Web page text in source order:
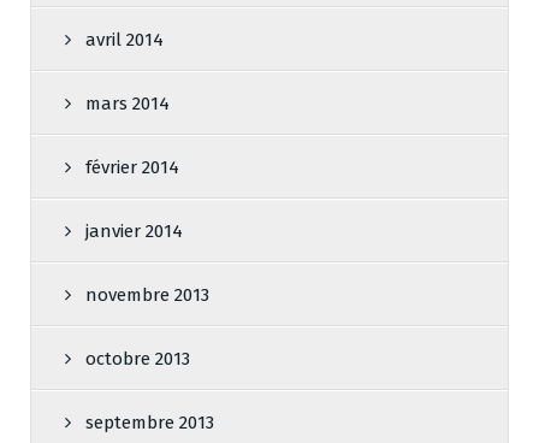
avril 2014
mars 2014
février 2014
janvier 2014
novembre 2013
octobre 2013
septembre 2013